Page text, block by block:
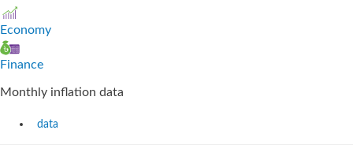
Economy
Finance
Monthly inflation data
data